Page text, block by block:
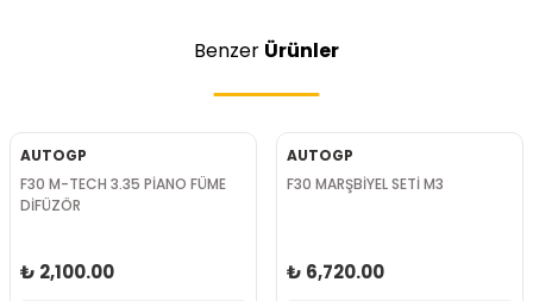
Benzer Ürünler
AUTOGP
F30 M-TECH 3.35 PİANO FÜME
DİFÜZÖR
₺ 2,100.00
AUTOGP
F30 MARŞBİYEL SETİ M3
₺ 6,720.00